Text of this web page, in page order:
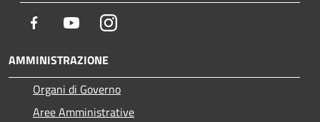
Facebook YoutubeInstagram
AMMINISTRAZIONE
Organi di Governo
Aree Amministrative